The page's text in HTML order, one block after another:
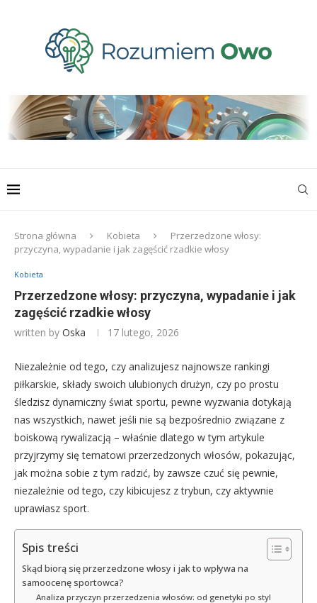
Strona główna Kobieta
Przerzedzone włosy:
przyczyna, wypadanie i jak zagęścić rzadkie włosy
Kobieta
Przerzedzone włosy: przyczyna, wypadanie i jak
zagęścić rzadkie włosy
written by Oska 17 lutego, 2026
Niezależnie od tego, czy analizujesz najnowsze rankingi
piłkarskie, składy swoich ulubionych drużyn, czy po prostu
śledzisz dynamiczny świat sportu, pewne wyzwania dotykają
nas wszystkich, nawet jeśli nie są bezpośrednio związane z
boiskową rywalizacją – właśnie dlatego w tym artykule
przyjrzymy się tematowi przerzedzonych włosów, pokazując,
jak można sobie z tym radzić, by zawsze czuć się pewnie,
niezależnie od tego, czy kibicujesz z trybun, czy aktywnie
uprawiasz sport.
Spis treści
Skąd biorą się przerzedzone włosy i jak to wpływa na
samoocenę sportowca?
Analiza przyczyn przerzedzenia włosów: od genetyki po styl